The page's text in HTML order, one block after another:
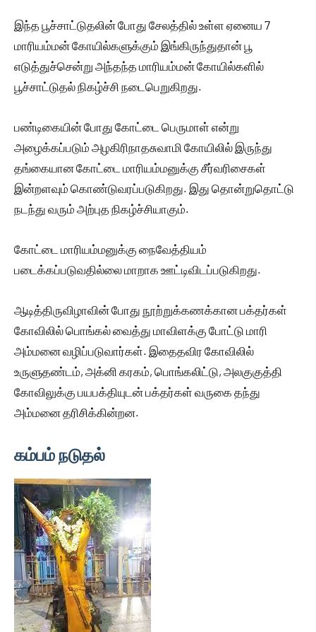
இந்த பூச்சாட்டுதலின் போது சேலத்தில் உள்ள ஏனைய 7
மாரியம்மன் கோயில்களுக்கும் இங்கிருந்துதான் பூ
எடுத்துச்சென்று அந்தந்த மாரியம்மன் கோயில்களில்
பூச்சாட்டுதல் நிகழ்ச்சி நடைபெறுகிறது.
பண்டிகையின் போது கோட்டை பெருமாள் என்று
அழைக்கப்படும் அழகிரிநாதசுவாமி கோயிலில் இருந்து
தங்கையான கோட்டை மாரியம்மனுக்கு சீர்வரிசைகள்
இன்றளவும் கொண்டுவரப்படுகிறது. இது தொன்றுதொட்டு
நடந்து வரும் அற்புத நிகழ்ச்சியாகும்.
கோட்டை மாரியம்மனுக்கு நைவேத்தியம்
படைக்கப்படுவதில்லை மாறாக ஊட்டிவிடப்படுகிறது.
ஆடித்திருவிழாவின் போது நூற்றுக்கணக்கான பக்தர்கள்
கோவிலில் பொங்கல் வைத்து மாவிளக்கு போட்டு மாரி
அம்மனை வழிப்படுவார்கள். இதைதவிர கோவிலில்
உருளுதண்டம், அக்னி கரகம், பொங்கலிட்டு, அலகுகுத்தி
கோவிலுக்கு பயபக்தியுடன் பக்தர்கள் வருகை தந்து
அம்மனை தரிசிக்கின்றன.
கம்பம் நடுதல்